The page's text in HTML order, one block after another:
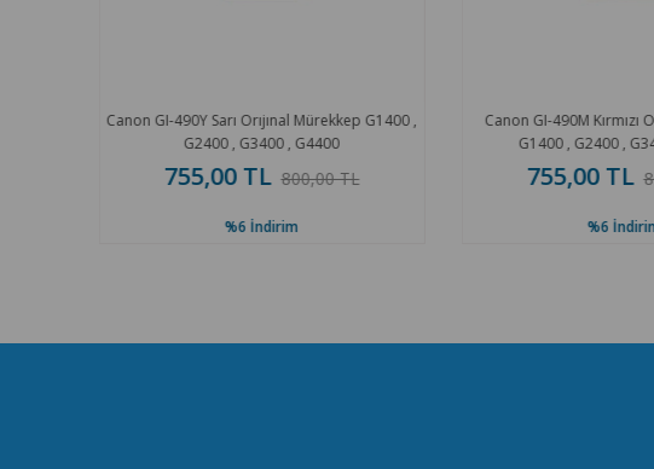
Canon GI-490Y Sarı Orıjınal Mürekkep G1400 ,
G2400 , G3400 , G4400
755,00 TL 800,00 TL
%6 İndirim
Canon GI-490M Kırmızı
G1400 , G2400 ,
755,00 TL
%6